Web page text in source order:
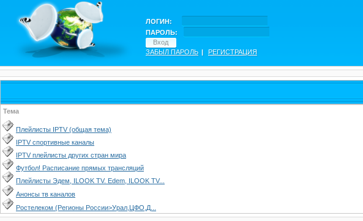
ЛОГИН:
ПАРОЛЬ:
ЗАБЫЛ ПАРОЛЬ | РЕГИСТРАЦИЯ
Тема
Плейлисты IPTV (общая тема)
IPTV спортивные каналы
IPTV плейлисты других стран мира
Футбол! Расписание прямых трансляций
Плейлисты Эдем, ILOOK TV. Edem, ILOOK TV...
Анонсы тв каналов
Ростелеком (Регионы России>Урал,ЦФО,Д...